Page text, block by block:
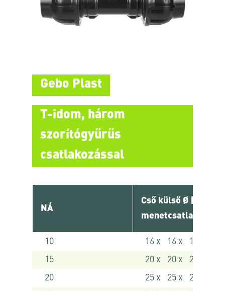
Gebo Plast
T-idom, három
szorítógyűrűs
csatlakozással
NÁ
Cső külső Ø [ mm ] x
menetcsatlakozó
10
16 x 16 x 16
15
20 x 20 x 20
20
25 x 25 x 25